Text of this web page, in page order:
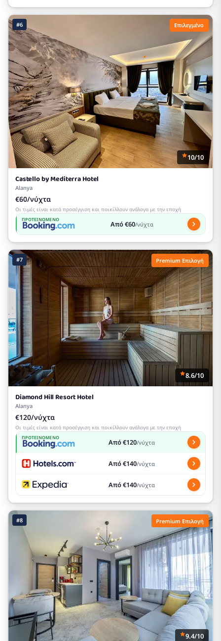
#6 Επιλεγμένο
10/10
Castello by Mediterra Hotel
Alanya
€60/νύχτα
Οι τιμές είναι κατά προσέγγιση και ποικίλλουν ανάλογα με την εποχή
ΠΡΟΤΕΙΝΌΜΕΝΟ Από €60/νύχτα
#7 Premium Επιλογή
8.6/10
Diamond Hill Resort Hotel
Alanya
€120/νύχτα
Οι τιμές είναι κατά προσέγγιση και ποικίλλουν ανάλογα με την εποχή
ΠΡΟΤΕΙΝΌΜΕΝΟ Από €120/νύχτα
Από €140/νύχτα
Από €140/νύχτα
#8 Premium Επιλογή
9.4/10